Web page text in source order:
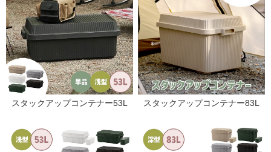
スタックアップコンテナー53L スタックアップコンテナー83L